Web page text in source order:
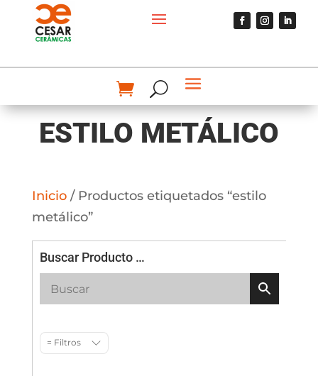
ESTILO METÁLICO
Inicio/ Productos etiquetados “estilo
metálico”
Buscar Producto …
= Filtros